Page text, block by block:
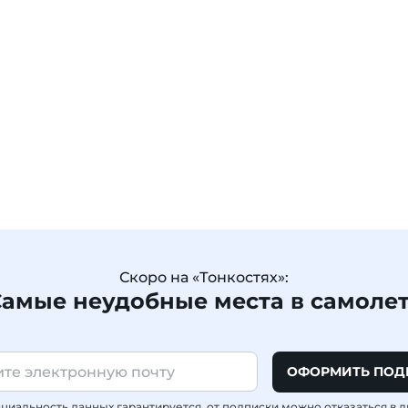
Скоро на «Тонкостях»:
неудобные места в
ОФОРМИТЬ